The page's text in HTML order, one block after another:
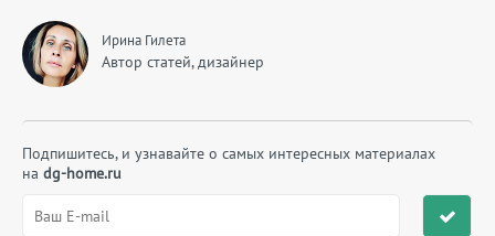
Ирина Гилета
Автор статей, дизайнер
Подпишитесь, и узнавайте о самых интересных материалах
на dg-home.ru